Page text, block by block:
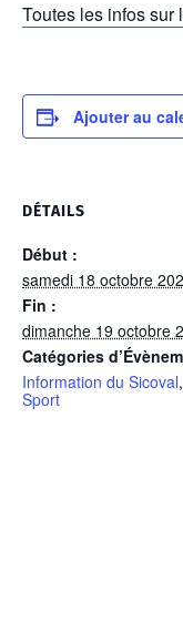
Toutes les infos sur
Ajouter au
DÉTAILS
Début :
samedi 18 octobre
Fin :
dimanche 19 octobre
Catégories
Information du Sicoval,
Sport